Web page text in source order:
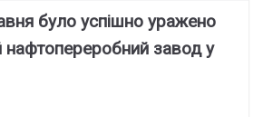
було успішно уражено
нафтопереробний завод у